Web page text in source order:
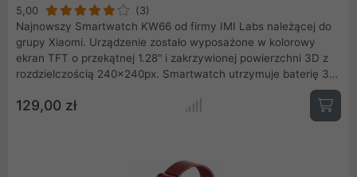
5,00
(3)
Najnowszy Smartwatch KW66 od firmy IMI Labs należącej do
grupy Xiaomi. Urządzenie zostało wyposażone w kolorowy
ekran TFT o przekątnej 1.28" i zakrzywionej powierzchni 3D z
rozdzielczością 240x240px. Smartwatch utrzymuje baterię 30
dni. Posiada 13 trybów sportowych. Nie martw się o kontakt z
wodą, zegarek jest wodoodporny zgodnie ze specyfikacją IP68.
pomocą aplikacji w telefonie (kod QR do aplikacji jest na
129,00 zł